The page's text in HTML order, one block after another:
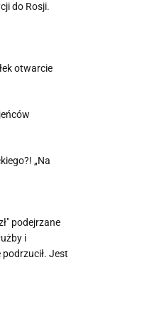
do Rosji.
otwarcie
„Na
podejrzane
i
Jest